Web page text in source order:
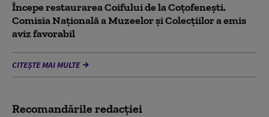
Începe restaurarea Coifului de la Coțofenești.
Comisia Naţională a Muzeelor şi Colecţiilor a emis
aviz favorabil
CITEȘTE MAI MULTE
Recomandările redacţiei